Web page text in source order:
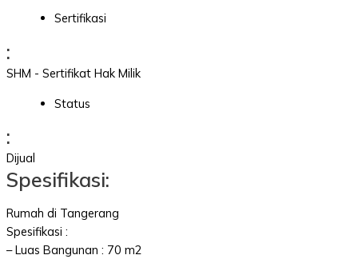
Sertifikasi
:
SHM - Sertifikat Hak Milik
Status
:
Dijual
Spesifikasi:
Rumah di Tangerang
Spesifikasi :
– Luas Bangunan : 70 m2